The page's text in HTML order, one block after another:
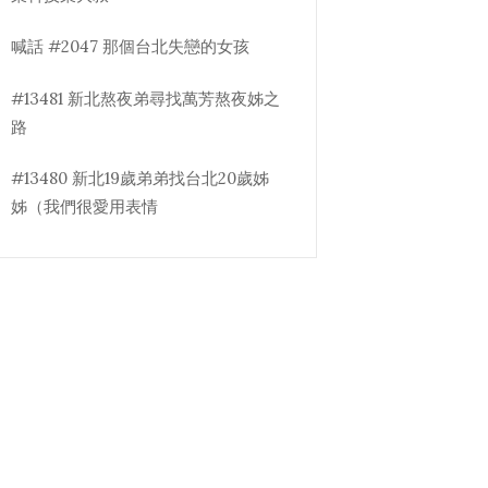
喊話 #2047 那個台北失戀的女孩
#13481 新北熬夜弟尋找萬芳熬夜姊之
路
#13480 新北19歲弟弟找台北20歲姊
姊（我們很愛用表情